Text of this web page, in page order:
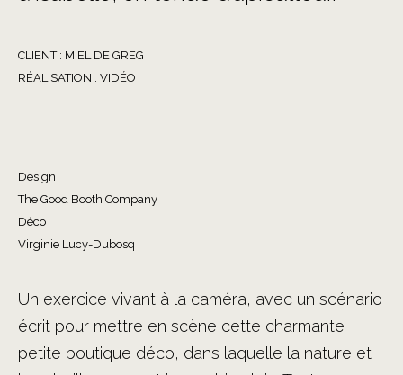
CLIENT : MIEL DE GREG
RÉALISATION : VIDÉO
Design
The Good Booth Company
Déco
Virginie Lucy-Dubosq
Un exercice vivant à la caméra, avec un scénario
écrit pour mettre en scène cette charmante
petite boutique déco, dans laquelle la nature et